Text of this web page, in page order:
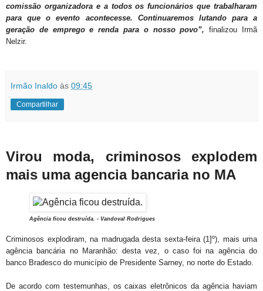
comissão organizadora e a todos os funcionários que trabalharam
para que o evento acontecesse. Continuaremos lutando para a
geração de emprego e renda para o nosso povo”, finalizou Irmã
Nelzir.
Irmão Inaldo às 09:45
Compartilhar
Virou moda, criminosos explodem
mais uma agencia bancaria no MA
Agência ficou destruída. - Vandoval Rodrigues
Criminosos explodiram, na madrugada desta sexta-feira (1]º), mais uma
agência bancária no Maranhão: desta vez, o caso foi na agência do
banco Bradesco do município de Presidente Sarney, no norte do Estado.
De acordo com testemunhas, os caixas eletrônicos da agência haviam